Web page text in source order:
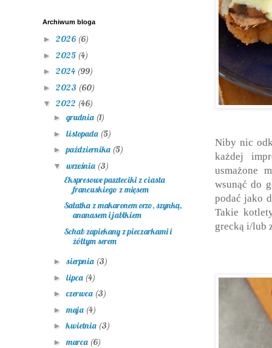
Niby nic
każdej
usmażone
wsunąć do
podać jako
Takie
grecką i/lub
Archiwum bloga
► 2026 (6)
► 2025 (4)
► 2024 (99)
► 2023 (60)
▼ 2022 (46)
► grudnia (1)
► listopada (5)
►października (5)
▼ września (3)
Ekspresowe paszteciki z ciasta
francuskiego z mięsem
Sałatka z makaronem orzo, szynką,
ananasem i jabłkiem
Schab zapiekany z pieczarkami i
żółtym serem
► sierpnia (3)
► lipca (4)
►czerwca (3)
► maja (4)
►kwietnia (3)
► marca (6)